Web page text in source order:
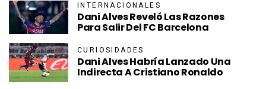
INTERNACIONALES
Dani Alves Reveló Las Razones
Para Salir Del FC Barcelona
CURIOSIDADES
Dani Alves Habría Lanzado Una
Indirecta A Cristiano Ronaldo